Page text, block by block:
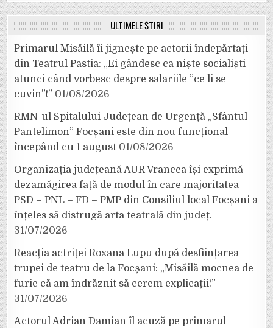
ULTIMELE ȘTIRI
Primarul Misăilă îi jignește pe actorii îndepărtați
din Teatrul Pastia: „Ei gândesc ca niște socialiști
atunci când vorbesc despre salariile ”ce li se
cuvin”!” 01/08/2026
RMN-ul Spitalului Județean de Urgență „Sfântul
Pantelimon” Focșani este din nou funcțional
începând cu 1 august 01/08/2026
Organizația județeană AUR Vrancea își exprimă
dezamăgirea față de modul în care majoritatea
PSD – PNL – FD – PMP din Consiliul local Focșani a
înțeles să distrugă arta teatrală din județ.
31/07/2026
Reacția actriței Roxana Lupu după desființarea
trupei de teatru de la Focșani: „Misăilă mocnea de
furie că am îndrăznit să cerem explicații!”
31/07/2026
Actorul Adrian Damian îl acuză pe primarul